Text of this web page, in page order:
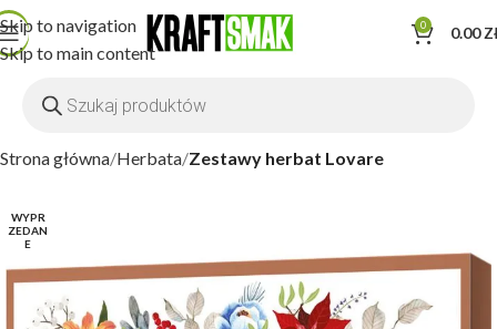
Skip to navigation
Skip to main content
0 0.00
Strona główna Herbata Zestawy herbat Lovare
WYPR
ZEDAN
E